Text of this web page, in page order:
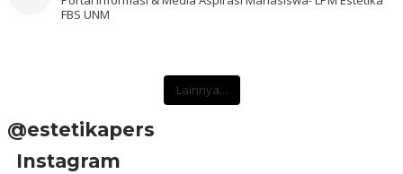
FBS UNM
Lainnya...
@estetikapers
Instagram